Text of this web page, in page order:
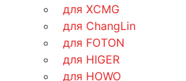
для XCMG
для ChangLin
для FOTON
для HIGER
для HOWO